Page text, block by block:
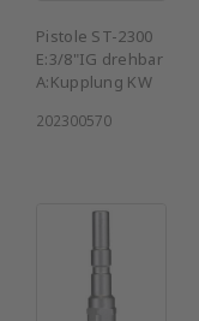
Pistole ST-2300
E:3/8"IG drehbar
A:Kupplung KW
202300570